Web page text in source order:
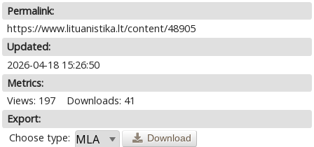
Permalink:
https://www.lituanistika.lt/content/48905
Updated:
2026-04-18 15:26:50
Metrics:
Views: 197
Downloads: 41
Export:
Choose type:
Download